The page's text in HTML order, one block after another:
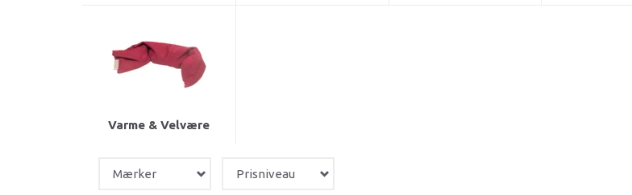
Varme & Velvære
Mærker Prisniveau